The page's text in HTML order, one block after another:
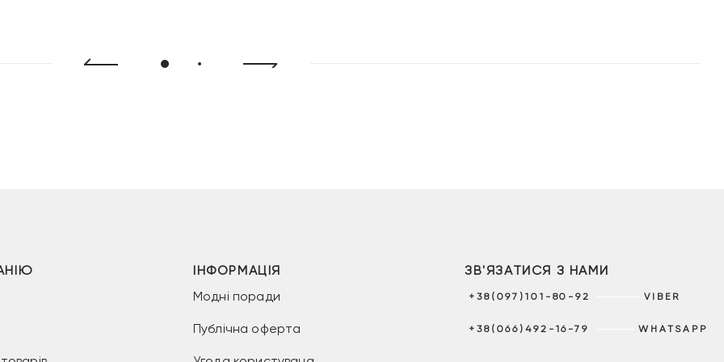
ІНФОРМАЦІЯ
Модні поради
Публічна оферта
ЗВ'ЯЗАТИСЯ З НАМИ
+38(097)101-80-92 VIBER
+38(066)492-16-79 WHATSAPP